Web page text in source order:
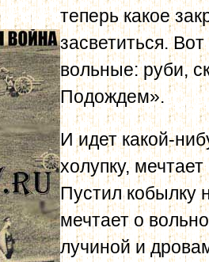
теперь какое
засветиться.
вольные: руби,
Подождем».
И идет какой-
холупку,
Пустил кобылку
мечтает о
лучиной и